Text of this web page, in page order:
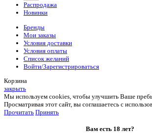
Распродажа
Новинки
Бренды
Мои заказы
Условия доставки
Условия оплаты
Список желаний
Войти/Зарегистрироваться
Корзина
закрыть
Мы используем cookies, чтобы улучшить Ваше
Просматривая этот сайт, вы соглашаетесь с
Прочитать Принять
Вам есть 18 лет?